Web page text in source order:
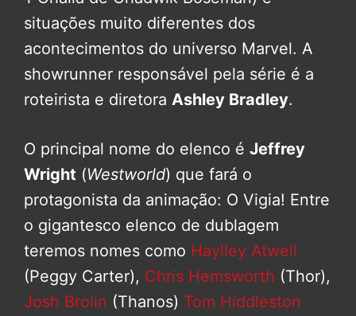
situações muito diferentes dos
acontecimentos do universo Marvel. A
showrunner responsável pela série é a
roteirista e diretora Ashley Bradley.
O principal nome do elenco é Jeffrey
Wright (Westworld) que fará o
protagonista da animação: O Vigia! Entre
o gigantesco elenco de dublagem
teremos nomes como Haylley Atwell
(Peggy Carter), Chris Hemsworth (Thor),
Josh Brolin (Thanos) Tom Hiddleston